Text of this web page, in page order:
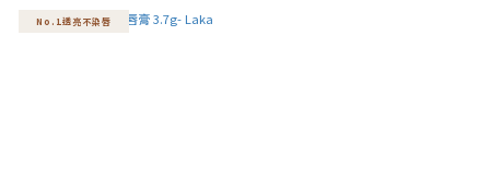
No.1透亮不染唇